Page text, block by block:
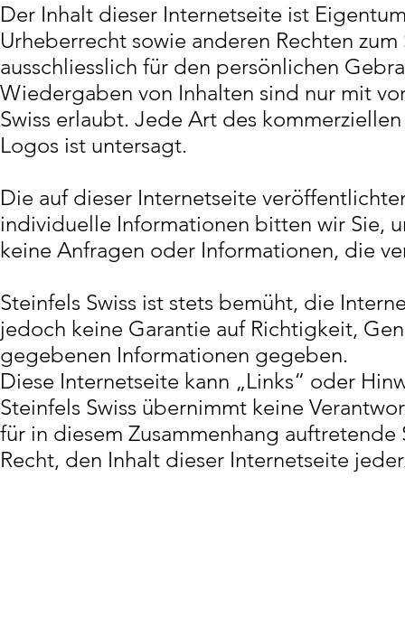
Der Inhalt dieser Internetseite ist
Urheberrecht sowie anderen Rechten
ausschliesslich für den persönlichen
Wiedergaben von Inhalten sind nur mit
Swiss erlaubt. Jede Art des
Logos ist untersagt.
Die auf dieser Internetseite
individuelle Informationen bitten wir Sie,
keine Anfragen oder Informationen, die
Steinfels Swiss ist stets bemüht, die
jedoch keine Garantie auf Richtigkeit,
gegebenen Informationen gegeben.
Diese Internetseite kann „Links“ oder
Steinfels Swiss übernimmt keine
für in diesem Zusammenhang auftretende
Recht, den Inhalt dieser Internetseite